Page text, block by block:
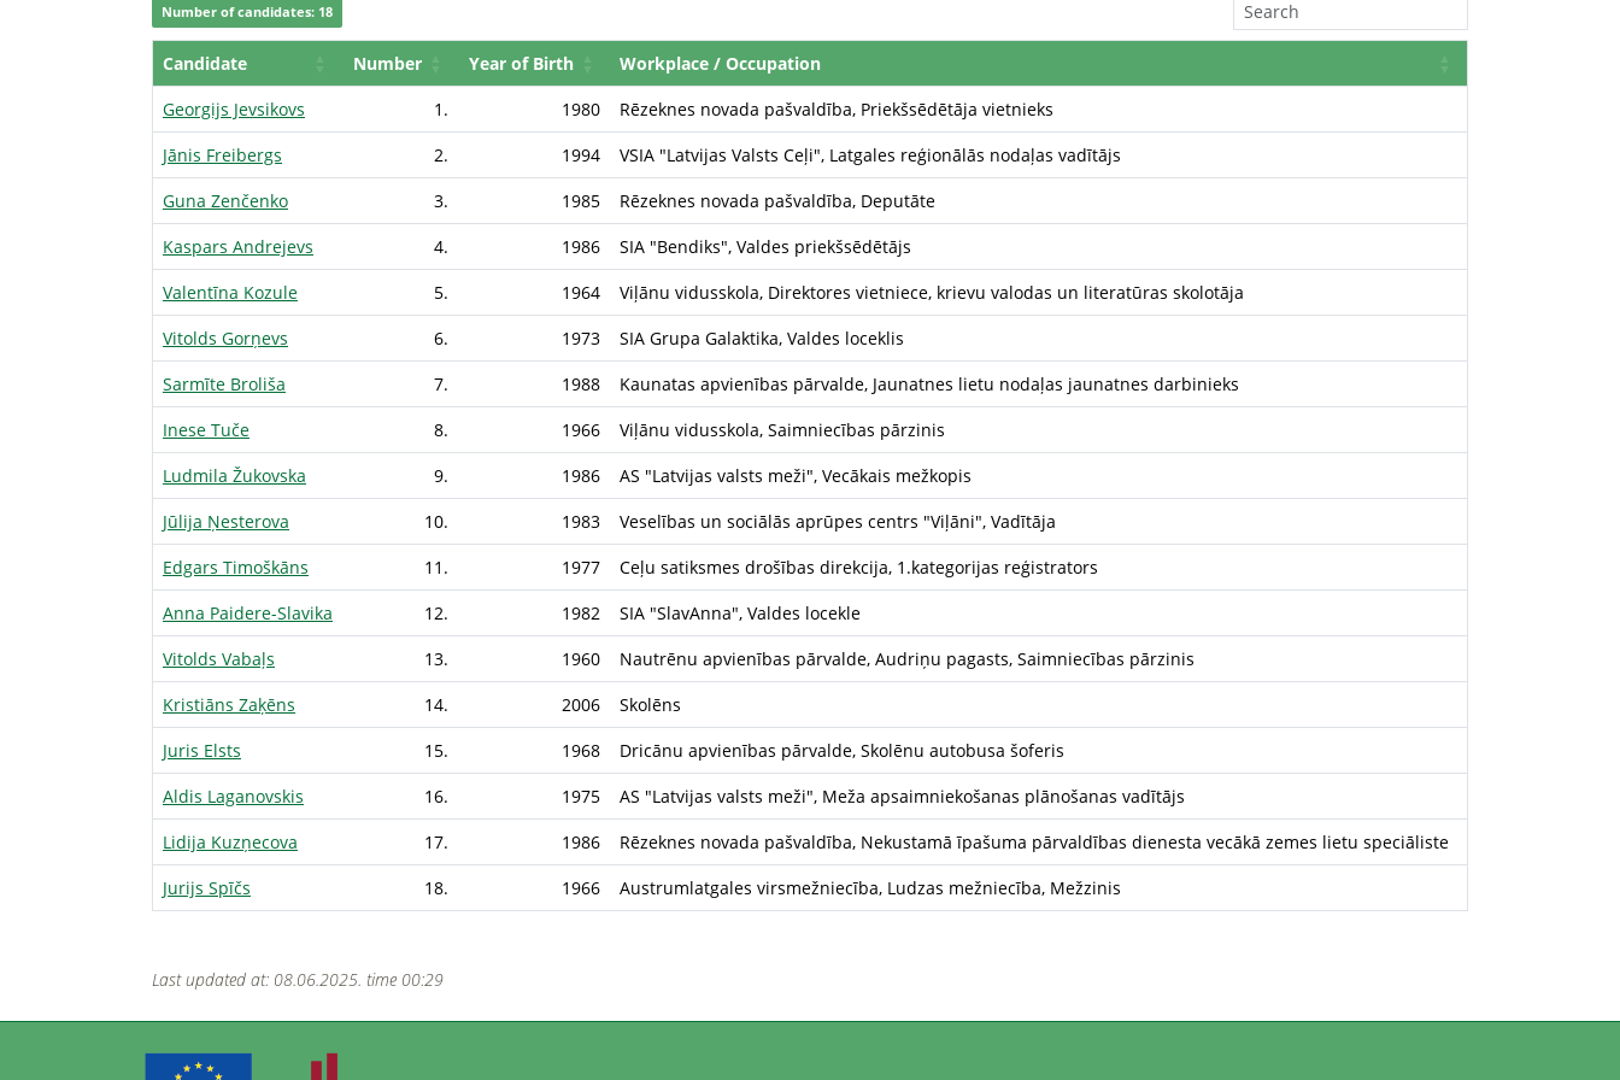
Number of candidates: 18
Candidate Number Year of Birth
Workplace / Occupation
Georgijs Jevsikovs
1. 1980
Rēzeknes novada pašvaldība, Priekšsēdētāja vietnieks
Jānis Freibergs
2. 1994
VSIA "Latvijas Valsts Ceļi", Latgales reģionālās nodaļas vadītājs
Guna Zenčenko
3. 1985
Rēzeknes novada pašvaldība, Deputāte
Kaspars Andrejevs
4. 1986
SIA "Bendiks", Valdes priekšsēdētājs
Valentīna Kozule
5. 1964
Viļānu vidusskola, Direktores vietniece, krievu valodas un literatūras skolotāja
Vitolds Gorņevs
6. 1973
SIA Grupa Galaktika, Valdes loceklis
Sarmīte Broliša
7. 1988
Kaunatas apvienības pārvalde, Jaunatnes lietu nodaļas jaunatnes darbinieks
Inese Tuče
8. 1966
Viļānu vidusskola, Saimniecības pārzinis
Ludmila Žukovska
9. 1986
AS "Latvijas valsts meži", Vecākais mežkopis
Jūlija Ņesterova
10. 1983
Veselības un sociālās aprūpes centrs "Viļāni", Vadītāja
Edgars Timoškāns
11. 1977
Ceļu satiksmes drošības direkcija, 1.kategorijas reģistrators
Anna Paidere-Slavika
12. 1982
SIA "SlavAnna", Valdes locekle
Vitolds Vabaļs
13. 1960
Nautrēnu apvienības pārvalde, Audriņu pagasts, Saimniecības pārzinis
Kristiāns Zaķēns
14. 2006
Skolēns
Juris Elsts
15. 1968
Dricānu apvienības pārvalde, Skolēnu autobusa šoferis
Aldis Laganovskis
16. 1975
AS "Latvijas valsts meži", Meža apsaimniekošanas plānošanas vadītājs
Lidija Kuzņecova
17. 1986
Rēzeknes novada pašvaldība, Nekustamā īpašuma pārvaldības dienesta vecākā zemes lietu speciāliste
Jurijs Spīčs
18. 1966 Austrumlatgales virsmežniecība, Ludzas mežniecība, Mežzinis
Last updated at: 08.06.2025. time 00:29